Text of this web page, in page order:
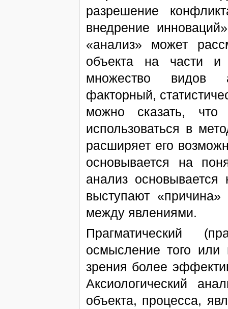
разрешение
внедрение
«анализ» может
объекта на части и
множество видов
факторный,
можно сказать, что
использоваться в
расширяет его
основывается на
анализ
выступают
между явлениями.
Прагматический
осмысление того или
зрения более
Аксиологический
объекта, процесса,